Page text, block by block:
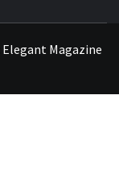
Elegant Magazine